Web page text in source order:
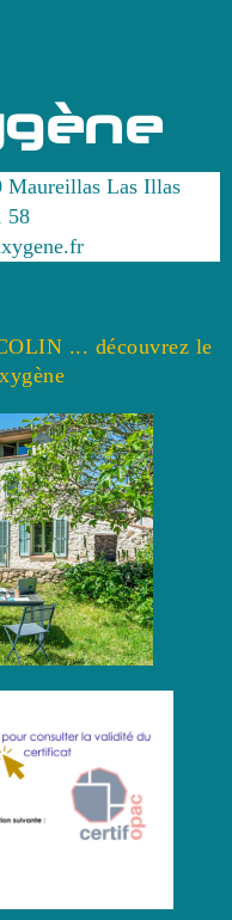
Maureillas Las Illas
58
... découvrez le